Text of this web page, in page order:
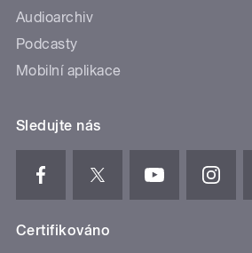
Audioarchiv
Podcasty
Mobilní aplikace
Sledujte nás
Certifikováno